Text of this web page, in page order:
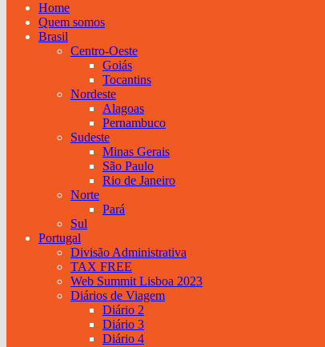
Home
Quem somos
Brasil
Centro-Oeste
Goiás
Tocantins
Nordeste
Alagoas
Pernambuco
Sudeste
Minas Gerais
São Paulo
Rio de Janeiro
Norte
Pará
Sul
Portugal
Divisão Administrativa
TAX FREE
Web Summit Lisboa 2023
Diários de Viagem
Diário 2
Diário 3
Diário 4